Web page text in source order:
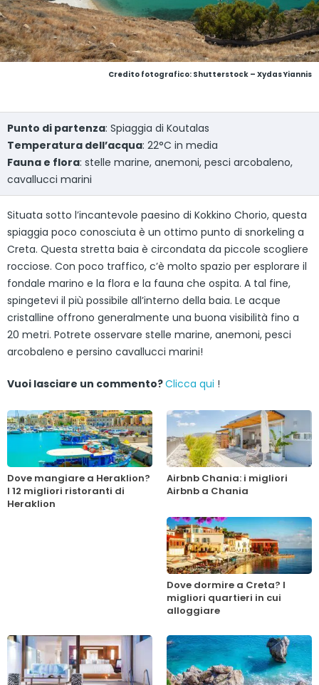
Credito fotografico: Shutterstock – Xydas Yiannis
Punto di partenza: Spiaggia di Koutalas
Temperatura dell’acqua: 22°C in media
Fauna e flora: stelle marine, anemoni, pesci arcobaleno,
cavallucci marini
Situata sotto l’incantevole paesino di Kokkino Chorio, questa
spiaggia poco conosciuta è un ottimo punto di snorkeling a
Creta. Questa stretta baia è circondata da piccole scogliere
rocciose. Con poco traffico, c’è molto spazio per esplorare il
fondale marino e la flora e la fauna che ospita. A tal fine,
spingetevi il più possibile all’interno della baia. Le acque
cristalline offrono generalmente una buona visibilità fino a
20 metri. Potrete osservare stelle marine, anemoni, pesci
arcobaleno e persino cavallucci marini!
Vuoi lasciare un commento?Clicca qui !
Dove mangiare a Heraklion?
I 12 migliori ristoranti di
Heraklion
Airbnb Chania: i migliori
Airbnb a Chania
Dove dormire a Creta? I
migliori quartieri in cui
alloggiare